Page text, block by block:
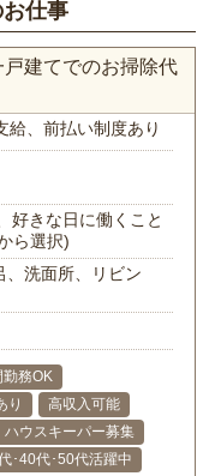
仕事
建てでのお掃除代
給、前払い制度あり
好きな日に働くこと
ら選択)
、洗面所、リビン
勤務OK
り
高収入可能
ハウスキーパー募集
･40代･50代活躍中